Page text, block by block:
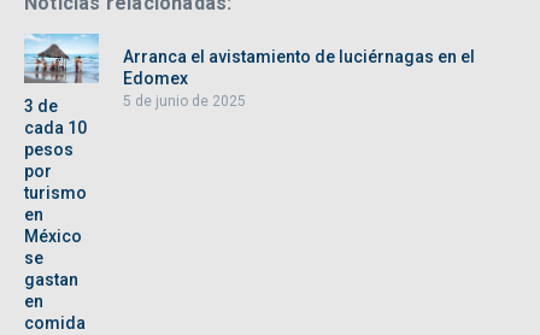
3 de
cada 10
pesos
por
turismo
en
México
se
gastan
en
comida
Arranca el avistamiento de luciérnagas en el
Edomex
5 de junio de 2025